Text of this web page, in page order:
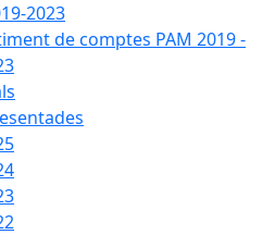
2023
de comptes PAM 2019 -